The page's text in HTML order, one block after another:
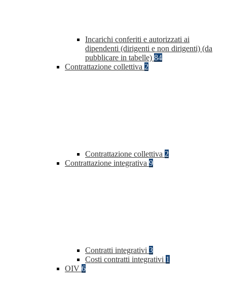
Incarichi conferiti e autorizzati ai
dipendenti (dirigenti e non dirigenti) (da
pubblicare in tabelle) 84
Contrattazione collettiva 2
Contrattazione collettiva 2
Contrattazione integrativa 9
Contratti integrativi 3
Costi contratti integrativi 1
OIV 6